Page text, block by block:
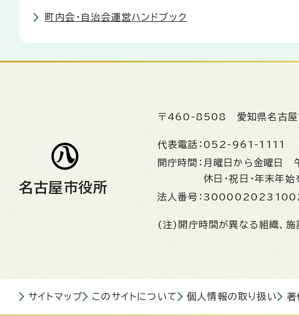
町内会・自治会運営ハンドブック
名古屋市役所
〒460-8508 愛知県名古
代表電話： 052-961-1111
開庁時間： 月曜日から金曜日
休日・祝日・年末年始
法人番号：
(注)開庁時間が異なる組織、
サイトマップ このサイトについて 個人情報の取り扱い 著